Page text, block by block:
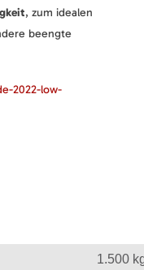
, zum idealen
beengte
2022-low-
1.500